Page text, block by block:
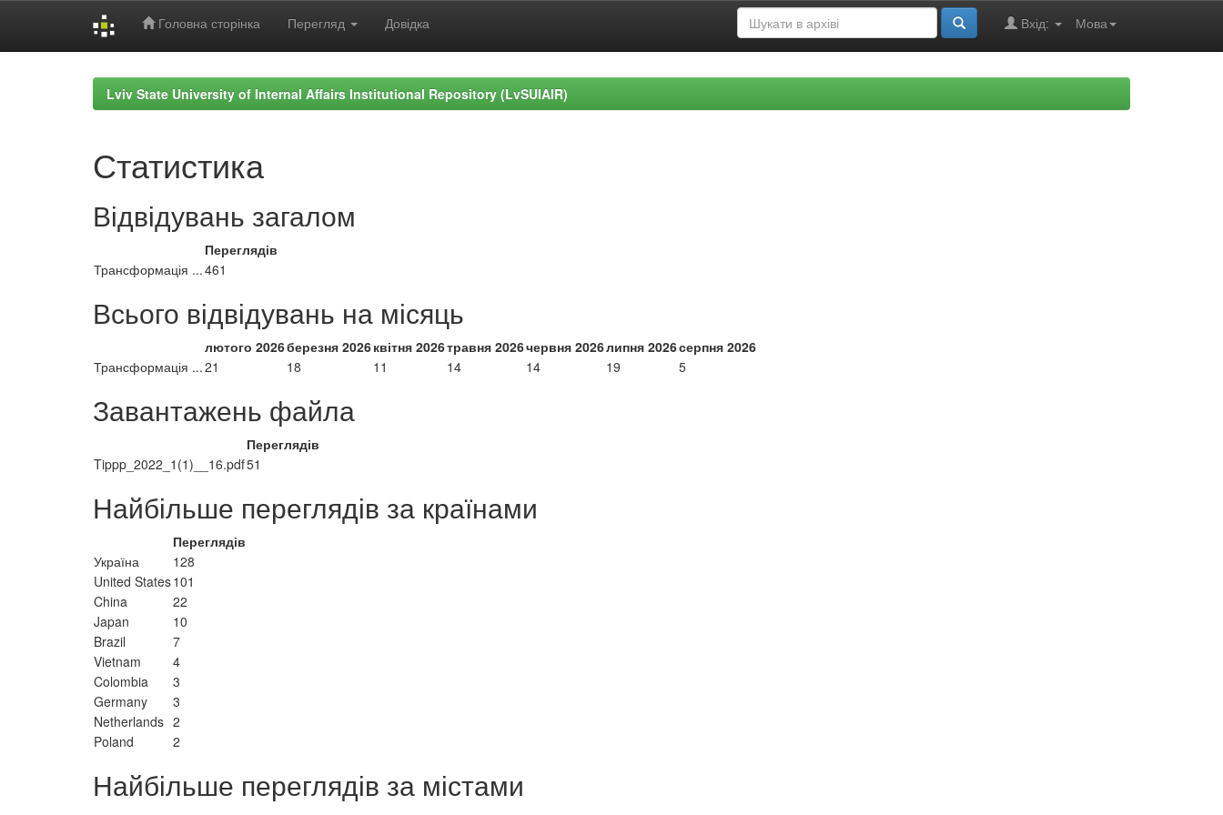
Головна сторінка Перегляд Довідка Мова
Вхід:
Lviv State University of Internal Affairs Institutional Repository (LvSUIAIR)
Статистика
Відвідувань загалом
Переглядів
Трансформація ...461
Всього відвідувань на місяць
лютого 2026березня 2026квітня 2026травня 2026червня 2026липня 2026серпня 2026
Трансформація ...21 18 11 14 14 19 5
Завантажень файла
Переглядів
Tippp_2022_1(1)__16.pdf51
Найбільше переглядів за країнами
Переглядів
Україна
128
United States101
China
22
Japan
10
Brazil
7
Vietnam
4
Colombia
3
Germany
3
Netherlands 2
Poland
2
Найбільше переглядів за містами